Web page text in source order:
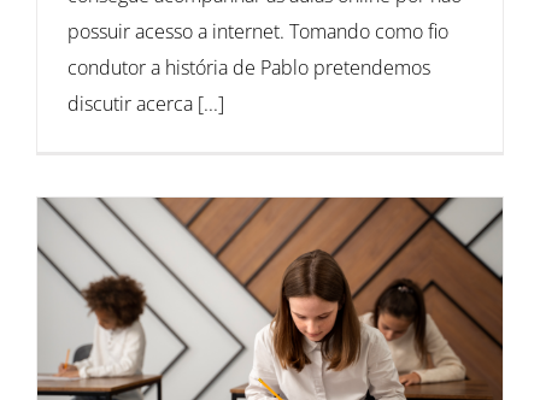
possuir acesso a internet. Tomando como fio
condutor a história de Pablo pretendemos
discutir acerca [...]